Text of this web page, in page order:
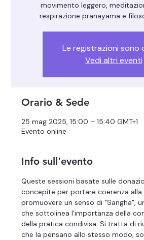
movimento leggero,
respirazione pranayama e
Le registrazioni sono
Vedi altri eventi
Orario & Sede
25 mag 2025, 15:00 – 15:40 GMT+1
Evento online
Info sull'evento
Queste sessioni basate sulle
concepite per portare coerenza
promuovere un senso di "Sangha",
che sottolinea l'importanza della
della pratica condivisa. Si tratta di
che la pensano allo stesso modo,